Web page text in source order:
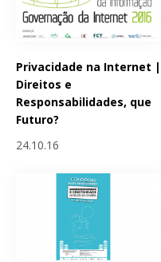
Privacidade na Internet |
Direitos e
Responsabilidades, que
Futuro?
24.10.16